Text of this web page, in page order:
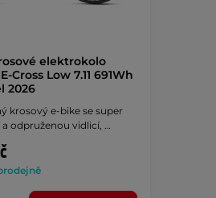
elektrokolo
Cross Low 7.11 691Wh
2026
krosový e-bike se super
odpruženou vidlicí, …